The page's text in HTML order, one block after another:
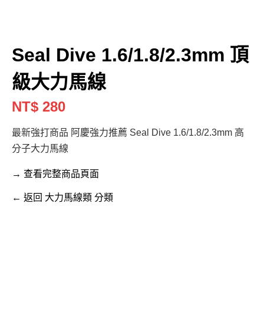
Seal Dive 1.6/1.8/2.3mm 頂
級大力馬線
NT$ 280
最新強打商品 阿慶強力推薦 Seal Dive 1.6/1.8/2.3mm 高
分子大力馬線
→ 查看完整商品頁面
← 返回 大力馬線類 分類